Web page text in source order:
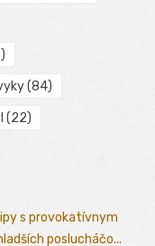
(84)
(22)
s provokatívnym
poslucháčo...